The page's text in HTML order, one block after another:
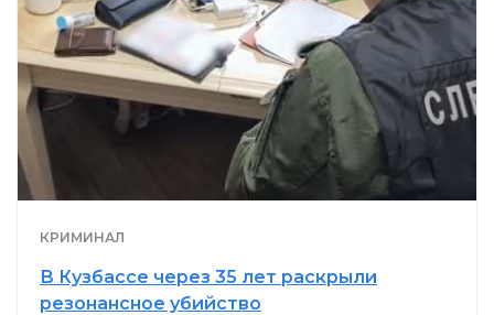
КРИМИНАЛ
В Кузбассе через 35 лет раскрыли
резонансное убийство